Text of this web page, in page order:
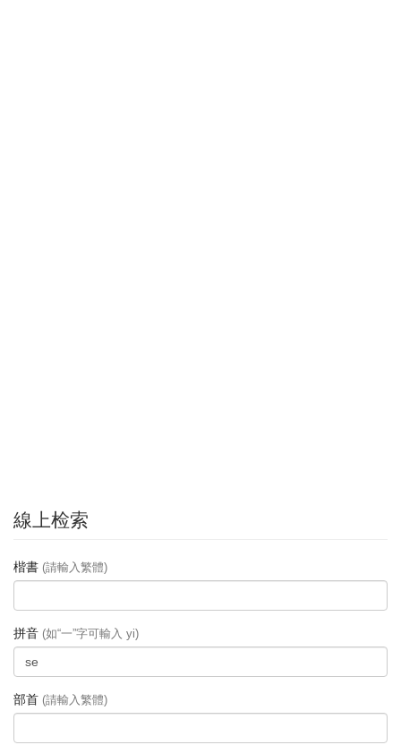
線上检索
楷書 (請輸入繁體)
拼音 (如“一”字可輸入 yi)
部首 (請輸入繁體)